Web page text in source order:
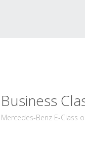
Business
Mercedes-Benz E-Class